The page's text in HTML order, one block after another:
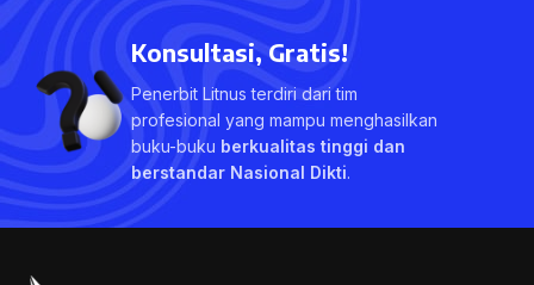
Konsultasi, Gratis!
Penerbit Litnus terdiri dari tim
profesional yang mampu menghasilkan
buku-buku berkualitas tinggi dan
berstandar Nasional Dikti.